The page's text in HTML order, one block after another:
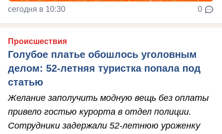
сегодня в 10:30 0
Происшествия
Голубое платье обошлось уголовным
делом: 52-летняя туристка попала под
статью
Желание заполучить модную вещь без оплаты
привело гостью курорта в отдел полиции.
Сотрудники задержали 52-летнюю уроженку